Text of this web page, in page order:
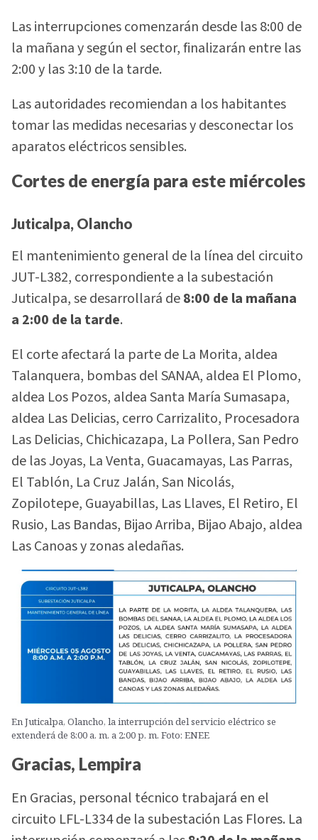
Las interrupciones comenzarán desde las 8:00 de
la mañana y según el sector, finalizarán entre las
2:00 y las 3:10 de la tarde.
Las autoridades recomiendan a los habitantes
tomar las medidas necesarias y desconectar los
aparatos eléctricos sensibles.
Cortes de energía para este miércoles
Juticalpa, Olancho
El mantenimiento general de la línea del circuito
JUT-L382, correspondiente a la subestación
Juticalpa, se desarrollará de8:00 de la mañana
a 2:00 de la tarde.
El corte afectará la parte de La Morita, aldea
Talanquera, bombas del SANAA, aldea El Plomo,
aldea Los Pozos, aldea Santa María Sumasapa,
aldea Las Delicias, cerro Carrizalito, Procesadora
Las Delicias, Chichicazapa, La Pollera, San Pedro
de las Joyas, La Venta, Guacamayas, Las Parras,
El Tablón, La Cruz Jalán, San Nicolás,
Zopilotepe, Guayabillas, Las Llaves, El Retiro, El
Rusio, Las Bandas, Bijao Arriba, Bijao Abajo, aldea
Las Canoas y zonas aledañas.
En Juticalpa, Olancho, la interrupción del servicio eléctrico se
extenderá de 8:00 a. m. a 2:00 p. m. Foto: ENEE
Gracias, Lempira
En Gracias, personal técnico trabajará en el
circuito LFL-L334 de la subestación Las Flores. La